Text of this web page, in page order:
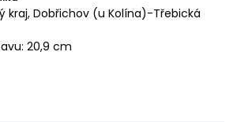
kraj, Dobřichov (u Kolína)-Třebická
20,9 cm